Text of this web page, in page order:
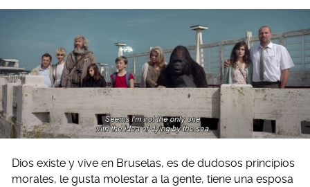
Dios existe y vive en Bruselas, es de dudosos principios
morales, le gusta molestar a la gente, tiene una esposa